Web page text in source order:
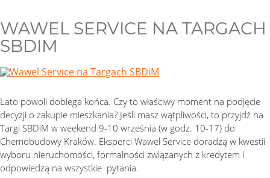
WAWEL SERVICE NA TARGACH
SBDIM
Lato powoli dobiega końca. Czy to właściwy moment na podjęcie
decyzji o zakupie mieszkania? Jeśli masz wątpliwości, to przyjdź na
Targi SBDiM w weekend 9-10 września (w godz. 10-17) do
Chemobudowy Kraków. Eksperci Wawel Service doradzą w kwestii
wyboru nieruchomości, formalności związanych z kredytem i
odpowiedzą na wszystkie pytania.